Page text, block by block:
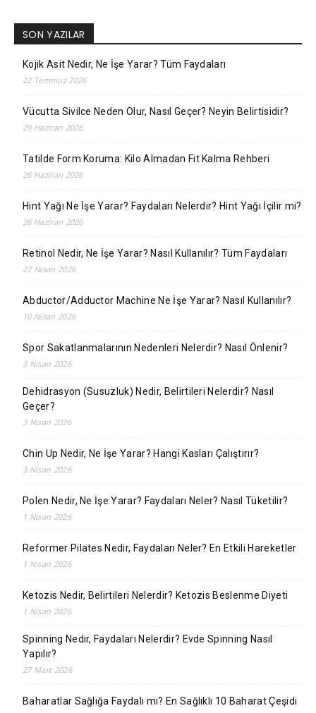
SON YAZILAR
Kojik Asit Nedir, Ne İşe Yarar? Tüm Faydaları
22 Temmuz 2026
Vücutta Sivilce Neden Olur, Nasıl Geçer? Neyin Belirtisidir?
29 Haziran 2026
Tatilde Form Koruma: Kilo Almadan Fit Kalma Rehberi
26 Haziran 2026
Hint Yağı Ne İşe Yarar? Faydaları Nelerdir? Hint Yağı İçilir mi?
26 Haziran 2026
Retinol Nedir, Ne İşe Yarar? Nasıl Kullanılır? Tüm Faydaları
27 Nisan 2026
Abductor/Adductor Machine Ne İşe Yarar? Nasıl Kullanılır?
10 Nisan 2026
Spor Sakatlanmalarının Nedenleri Nelerdir? Nasıl Önlenir?
3 Nisan 2026
Dehidrasyon (Susuzluk) Nedir, Belirtileri Nelerdir? Nasıl
Geçer?
3 Nisan 2026
Chin Up Nedir, Ne İşe Yarar? Hangi Kasları Çalıştırır?
3 Nisan 2026
Polen Nedir, Ne İşe Yarar? Faydaları Neler? Nasıl Tüketilir?
1 Nisan 2026
Reformer Pilates Nedir, Faydaları Neler? En Etkili Hareketler
1 Nisan 2026
Ketozis Nedir, Belirtileri Nelerdir? Ketozis Beslenme Diyeti
1 Nisan 2026
Spinning Nedir, Faydaları Nelerdir? Evde Spinning Nasıl
Yapılır?
27 Mart 2026
Baharatlar Sağlığa Faydalı mı? En Sağlıklı 10 Baharat Çeşidi